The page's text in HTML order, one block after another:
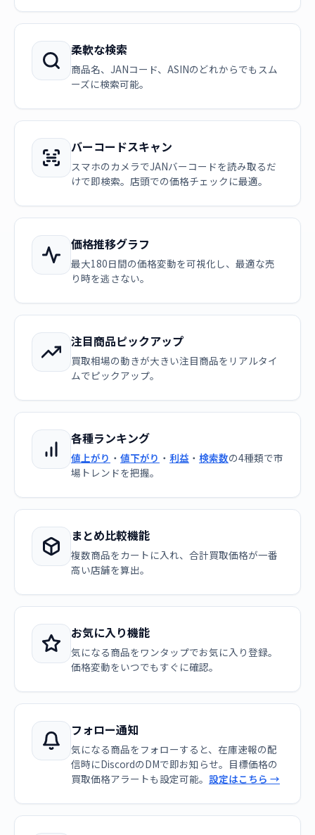
柔軟な検索
商品名、JANコード、ASINのどれからでもスム
ーズに検索可能。
バーコードスキャン
スマホのカメラでJANバーコードを読み取るだ
けで即検索。店頭での価格チェックに最適。
価格推移グラフ
最大180日間の価格変動を可視化し、最適な売
り時を逃さない。
注目商品ピックアップ
買取相場の動きが大きい注目商品をリアルタイ
ムでピックアップ。
各種ランキング
値上がり ・ 値下がり ・ 利益 ・ 検索数の4種類で市
場トレンドを把握。
まとめ比較機能
複数商品をカートに入れ、合計買取価格が一番
高い店舗を算出。
お気に入り機能
気になる商品をワンタップでお気に入り登録。
価格変動をいつでもすぐに確認。
フォロー通知
気になる商品をフォローすると、在庫速報の配
信時にDiscordのDMで即お知らせ。目標価格の
買取価格アラートも設定可能。 設定はこちら →